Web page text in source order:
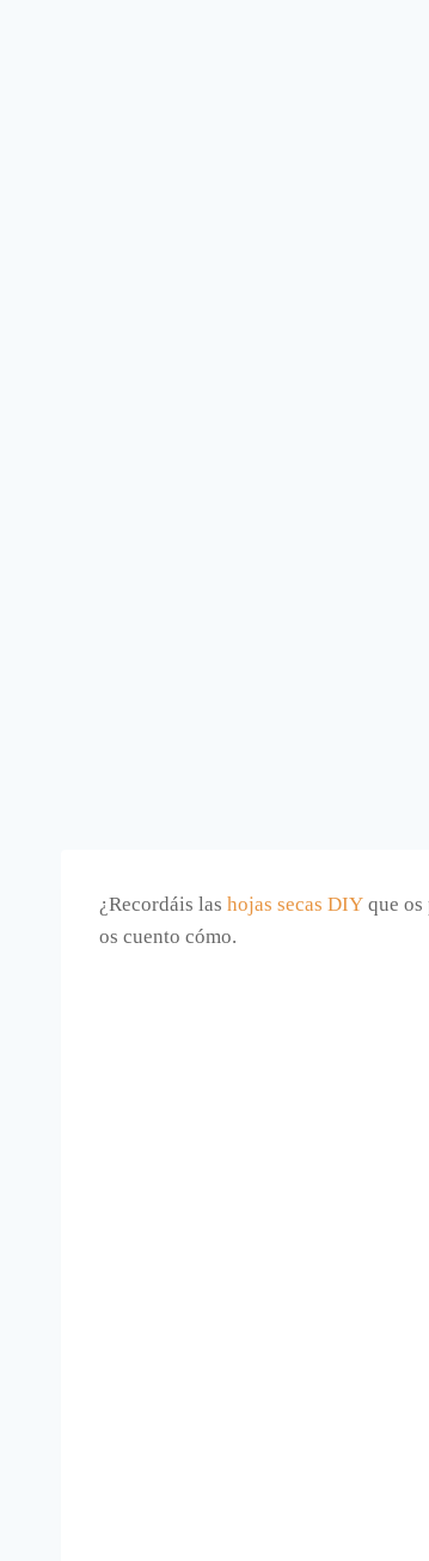
¿Recordáis lashojas secas DIYque os
os cuento cómo.